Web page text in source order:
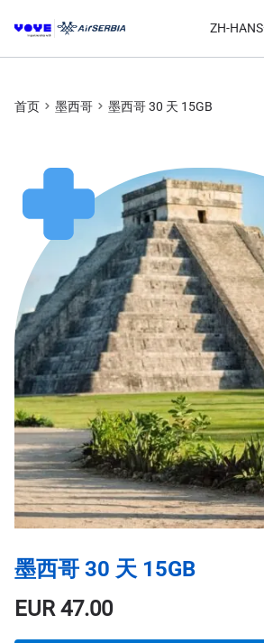
ZH-HANS
首页 墨西哥 墨西哥 30 天 15GB
墨西哥 30 天 15GB
EUR47.00